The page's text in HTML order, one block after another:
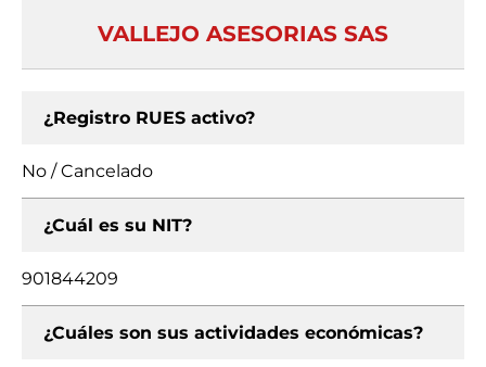
VALLEJO ASESORIAS SAS
¿Registro RUES activo?
No / Cancelado
¿Cuál es su NIT?
901844209
¿Cuáles son sus actividades económicas?